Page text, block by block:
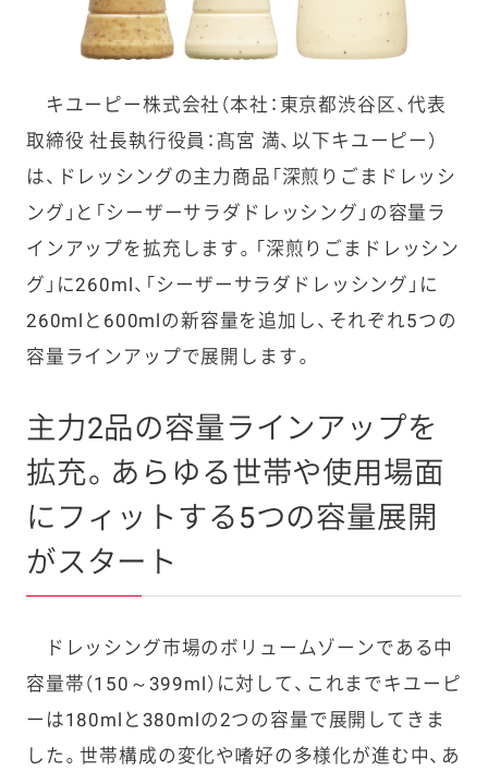
キユーピー株式会社（本社：東京都渋谷区、代表
取締役 社長執行役員：髙宮 満、以下キユーピー）
は、ドレッシングの主力商品「深煎りごまドレッシ
ング」と「シーザーサラダドレッシング」の容量ラ
インアップを拡充します。「深煎りごまドレッシン
グ」に260ml、「シーザーサラダドレッシング」に
260mlと600mlの新容量を追加し、それぞれ5つの
容量ラインアップで展開します。
主力2品の容量ラインアップを
拡充。あらゆる世帯や使用場面
にフィットする5つの容量展開
がスタート
ドレッシング市場のボリュームゾーンである中
容量帯（150～399ml）に対して、これまでキユーピ
ーは180mlと380mlの2つの容量で展開してきま
した。世帯構成の変化や嗜好の多様化が進む中、あ